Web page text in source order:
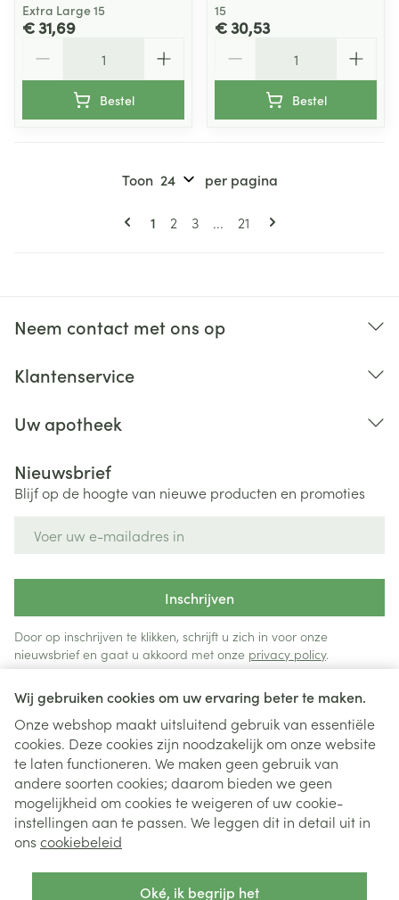
Wij gebruiken cookies om uw ervaring beter te maken.
Onze webshop maakt uitsluitend gebruik van essentiële
cookies. Deze cookies zijn noodzakelijk om onze website
te laten functioneren. We maken geen gebruik van
andere soorten cookies; daarom bieden we geen
mogelijkheid om cookies te weigeren of uw cookie-
instellingen aan te passen. We leggen dit in detail uit in
ons cookiebeleid
Oké, ik begrijp het
Extra Large 15
€ 31,69
Bestel
15
€ 30,53
Bestel
Pagina's
U lees momenteel pagina
1 Pagina
2 Pagina
3 ... Pagina
21
Toon per pagina
Neem contact met ons op
Klantenservice
Uw apotheek
Nieuwsbrief
Blijf op de hoogte van nieuwe producten en promoties
Inschrijven
Door op inschrijven te klikken, schrijft u zich in voor onze
nieuwsbrief en gaat u akkoord met onze privacy policy.
Juridische links